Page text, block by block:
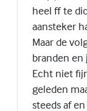
heel ff te
aansteker
Maar de
branden en
Echt niet
geleden
steeds af